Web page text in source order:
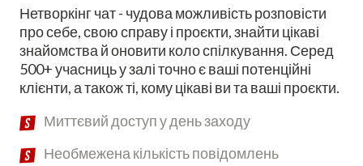
Нетворкінг чат - чудова можливість розповісти
про себе, свою справу і проєкти, знайти цікаві
знайомства й оновити коло спілкування. Серед
500+ учасниць у залі точно є ваші потенційні
клієнти, а також ті, кому цікаві ви та ваші проєкти.
Миттєвий доступ у день заходу
Необмежена кількість повідомлень